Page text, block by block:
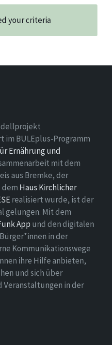
your criteria
im BULEplus-Programm
Ernährung und
mit dem
aus Bremke, der
dem Haus Kirchlicher
realisiert wurde, ist der
gelungen. Mit dem
App und den digitalen
in der
Kommunikationswege
ihre Hilfe anbieten,
und sich über
in der